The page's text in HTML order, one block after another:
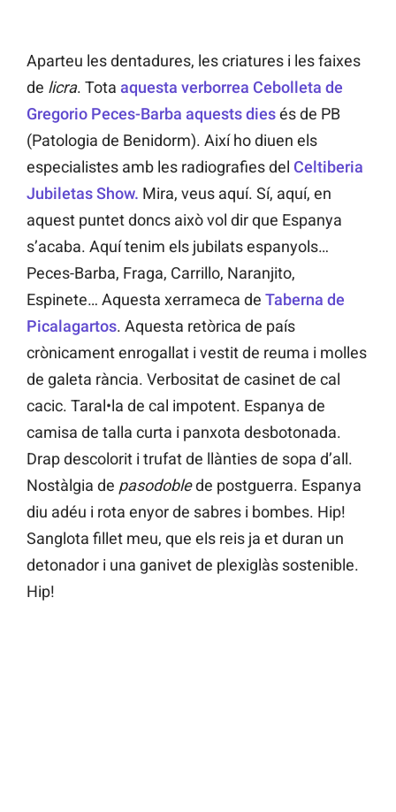
Aparteu les dentadures, les criatures i les faixes
de licra. Tota aquesta verborrea Cebolleta de
Gregorio Peces-Barba aquests diesés de PB
(Patologia de Benidorm). Així ho diuen els
especialistes amb les radiografies del Celtiberia
Jubiletas Show. Mira, veus aquí. Sí, aquí, en
aquest puntet doncs això vol dir que Espanya
s’acaba. Aquí tenim els jubilats espanyols…
Peces-Barba, Fraga, Carrillo, Naranjito,
Espinete… Aquesta xerrameca de Taberna de
Picalagartos. Aquesta retòrica de país
crònicament enrogallat i vestit de reuma i molles
de galeta rància. Verbositat de casinet de cal
cacic. Taral•la de cal impotent. Espanya de
camisa de talla curta i panxota desbotonada.
Drap descolorit i trufat de llànties de sopa d’all.
Nostàlgia de pasodoblede postguerra. Espanya
diu adéu i rota enyor de sabres i bombes. Hip!
Sanglota fillet meu, que els reis ja et duran un
detonador i una ganivet de plexiglàs sostenible.
Hip!